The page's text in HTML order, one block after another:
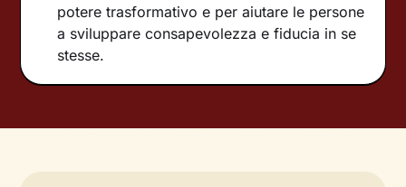
potere trasformativo e per aiutare le persone
a sviluppare consapevolezza e fiducia in se
stesse.